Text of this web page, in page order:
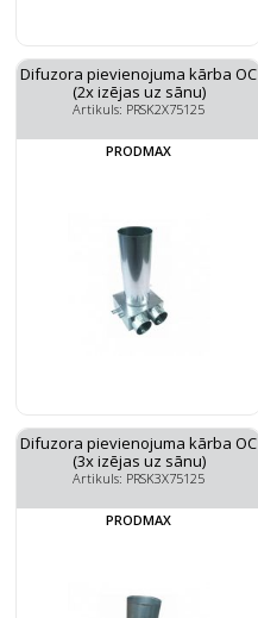
Difuzora pievienojuma kārba OC
(2x izējas uz sānu)
Artikuls: PRSK2X75125
PRODMAX
Difuzora pievienojuma kārba OC
(3x izējas uz sānu)
Artikuls: PRSK3X75125
PRODMAX